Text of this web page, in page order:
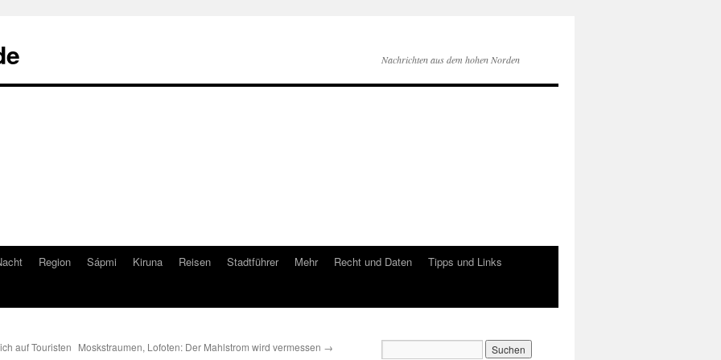
Nachrichten aus dem hohen Norden
Region Sápmi Kiruna Reisen Stadtführer Mehr Recht und Daten
Tipps und Links
auf Touristen Moskstraumen, Lofoten: Der Mahlstrom wird vermessen →